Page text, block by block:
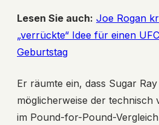
Lesen Sie auch: Joe Rogan
„verrückte“ Idee für einen
Geburtstag
Er räumte ein, dass Sugar
möglicherweise der technisch
im Pound-for-Pound-